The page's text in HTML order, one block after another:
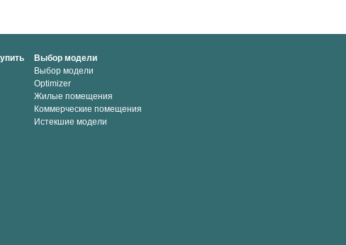
Выбор модели
Выбор модели
Optimizer
Жилые помещения
Коммерческие помещения
Истекшие модели